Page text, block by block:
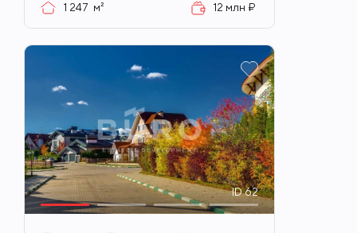
1 247 м² 12 млн ₽
ID62